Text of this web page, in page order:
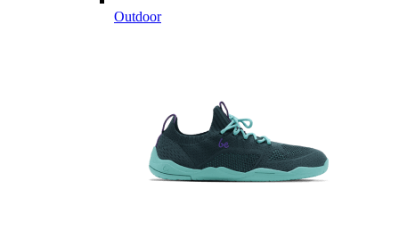
Outdoor